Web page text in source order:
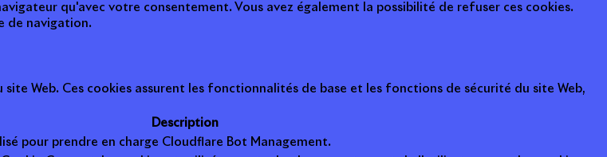
qu'avec votre consentement. Vous avez également la possibilité de refuser ces cookies.
de navigation.
Web. Ces cookies assurent les fonctionnalités de base et les fonctions de sécurité du site Web,
Description
pour prendre en charge Cloudflare Bot Management.